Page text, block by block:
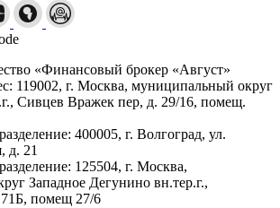
«Финансовый брокер «Август»
119002, г. Москва, муниципальный округ
Сивцев Вражек пер, д. 29/16, помещ.
400005, г. Волгоград, ул.
д. 21
125504, г. Москва,
Западное Дегунино вн.тер.г.,
помещ 27/6